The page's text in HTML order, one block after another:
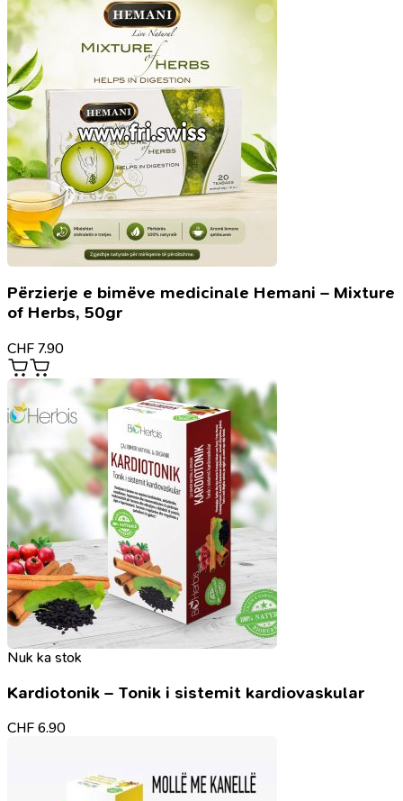
Përzierje e bimëve medicinale Hemani – Mixture
of Herbs, 50gr
CHF 7.90
Nuk ka stok
Kardiotonik – Tonik i sistemit kardiovaskular
CHF 6.90